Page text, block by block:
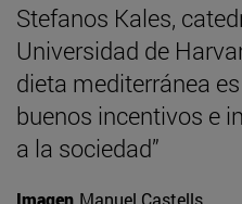
Stefanos Kales,
Universidad de
dieta mediterránea
buenos incentivos e
a la sociedad”
Imagen Manuel Castells